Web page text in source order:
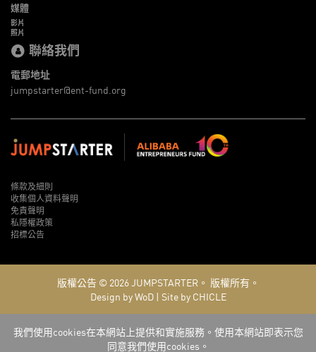
媒體
影片
照片
聯絡我們
電郵地址
jumpstarter@ent-fund.org
條款及細則
收集個人資料聲明
免責聲明
私隱權政策
招標公告
版權公告 © 2026JUMPSTARTER。 版權所有。
Design by WoD| Site by CHICLE
我們使用cookies在本網站上提供和實施服務。使用本網站即表示您
同意我們使用cookies。